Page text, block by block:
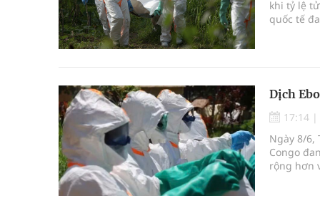
khi tỷ lệ
quốc tế
Dịch
17:14 |
Ngày 8/6,
Congo
rộng hơn